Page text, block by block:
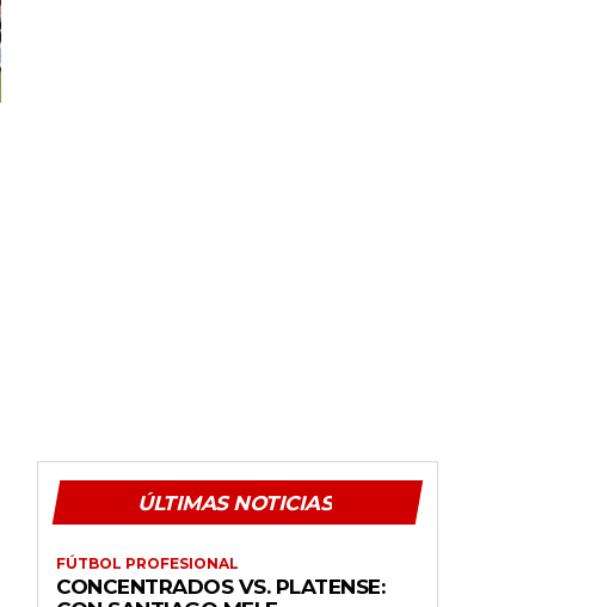
ÚLTIMAS NOTICIAS
FÚTBOL PROFESIONAL
CONCENTRADOS VS. PLATENSE: